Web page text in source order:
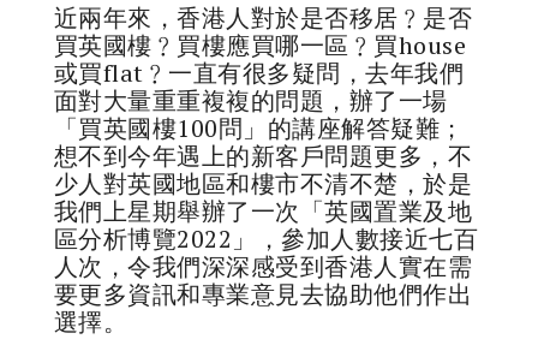
近兩年來，香港人對於是否移居﹖是否
買英國樓﹖買樓應買哪一區﹖買house
或買flat﹖一直有很多疑問，去年我們
面對大量重重複複的問題，辦了一場
「買英國樓100問」的講座解答疑難；
想不到今年遇上的新客戶問題更多，不
少人對英國地區和樓市不清不楚，於是
我們上星期舉辦了一次「英國置業及地
區分析博覽2022」，參加人數接近七百
人次，令我們深深感受到香港人實在需
要更多資訊和專業意見去協助他們作出
選擇。